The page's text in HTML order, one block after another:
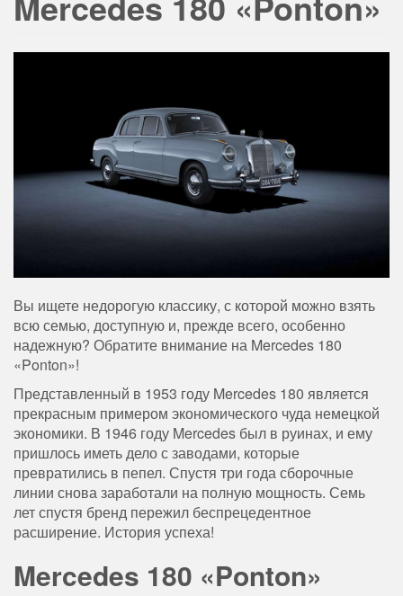
Вы ищете недорогую классику, с которой можно взять
всю семью, доступную и, прежде всего, особенно
надежную? Обратите внимание на Mercedes 180
«Ponton»!
Представленный в 1953 году Mercedes 180 является
прекрасным примером экономического чуда немецкой
экономики. В 1946 году Mercedes был в руинах, и ему
пришлось иметь дело с заводами, которые
превратились в пепел. Спустя три года сборочные
линии снова заработали на полную мощность. Семь
лет спустя бренд пережил беспрецедентное
расширение. История успеха!
Mercedes 180 «Ponton»